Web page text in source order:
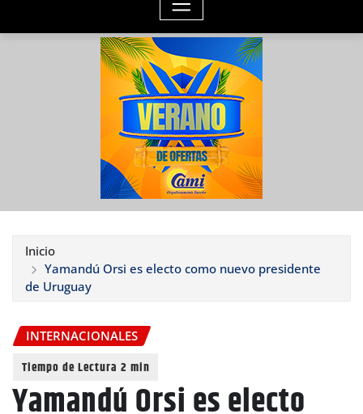
Inicio
Yamandú Orsi es electo como nuevo presidente
de Uruguay
INTERNACIONALES
Yamandú Orsi es electo